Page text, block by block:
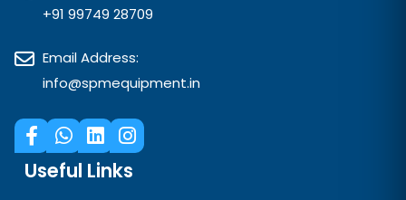
+91 99749 28709
Email Address:
info@spmequipment.in
Useful Links